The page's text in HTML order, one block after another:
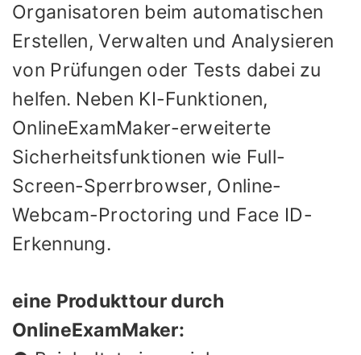
Organisatoren beim automatischen
Erstellen, Verwalten und Analysieren
von Prüfungen oder Tests dabei zu
helfen. Neben KI-Funktionen,
OnlineExamMaker-erweiterte
Sicherheitsfunktionen wie Full-
Screen-Sperrbrowser, Online-
Webcam-Proctoring und Face ID-
Erkennung.
eine Produkttour durch
OnlineExamMaker: